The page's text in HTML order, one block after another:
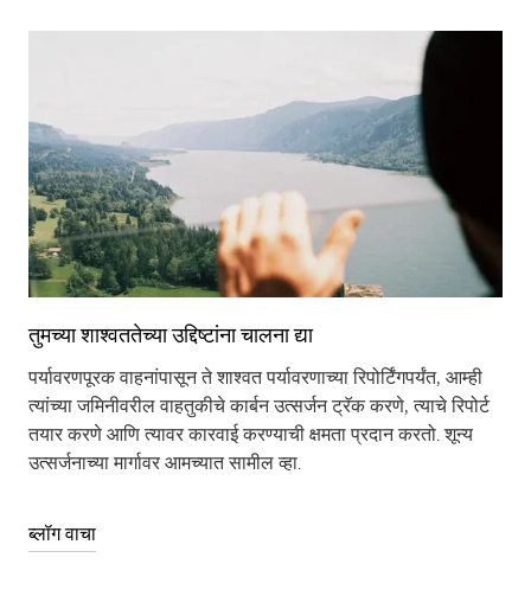
तुमच्या शाश्वततेच्या उद्दिष्टांना चालना द्या
पर्यावरणपूरक वाहनांपासून ते शाश्वत पर्यावरणाच्या रिपोर्टिंगपर्यंत, आम्ही
त्यांच्या जमिनीवरील वाहतुकीचे कार्बन उत्सर्जन ट्रॅक करणे, त्याचे रिपोर्ट
तयार करणे आणि त्यावर कारवाई करण्याची क्षमता प्रदान करतो. शून्य
उत्सर्जनाच्या मार्गावर आमच्यात सामील व्हा.
ब्लॉग वाचा